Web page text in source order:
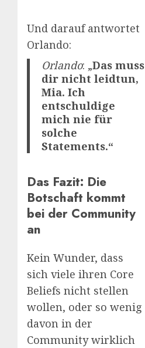
Und darauf antwortet
Orlando:
Orlando: „Das muss
dir nicht leidtun,
Mia. Ich
entschuldige
mich nie für
solche
Statements.“
Das Fazit: Die
Botschaft kommt
bei der Community
an
Kein Wunder, dass
sich viele ihren Core
Beliefs nicht stellen
wollen, oder so wenig
davon in der
Community wirklich